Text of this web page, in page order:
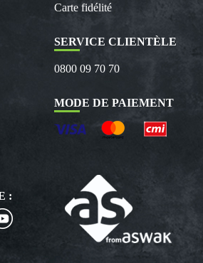
Carte fidélité
SERVICE CLIENTÈLE
0800 09 70 70
MODE DE PAIEMENT
: